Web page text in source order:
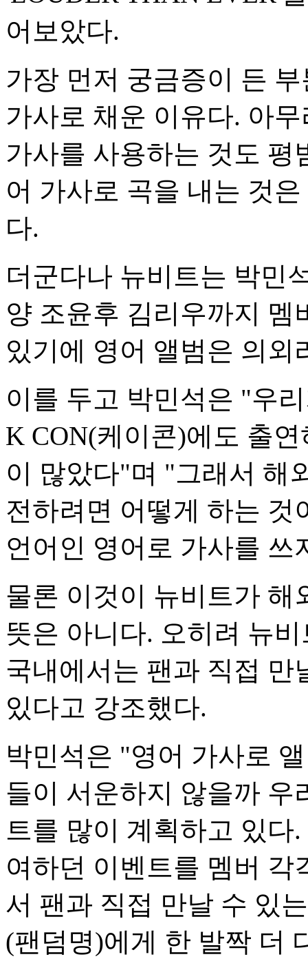
어보았다.
가장 먼저 궁금증이 든
가사로 채운 이유다. 아
가사를 사용하는 것도 평
어 가사로 곡을 내는 것
다.
더군다나 뉴비트는 박민
양 조윤후 김리우까지 멤
있기에 영어 앨범은 의외
이를 두고 박민석은 "우
K CON(케이콘)에도 출
이 많았다"며 "그래서 해
전하려면 어떻게 하는 것
언어인 영어로 가사를
물론 이것이 뉴비트가 해
뜻은 아니다. 오히려 뉴
국내에서는 팬과 직접 만
있다고 강조했다.
박민석은 "영어 가사로
들이 서운하지 않을까
트를 많이 계획하고 있다
여하던 이벤트를 멤버
서 팬과 직접 만날 수 있
(팬덤명)에게 한 발짝 더